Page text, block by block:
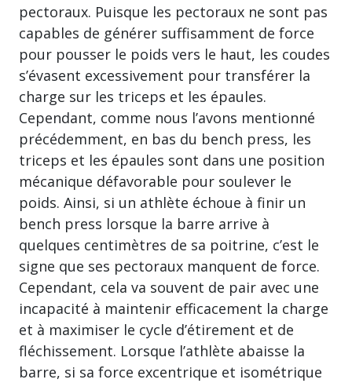
pectoraux. Puisque les pectoraux ne sont pas
capables de générer suffisamment de force
pour pousser le poids vers le haut, les coudes
s’évasent excessivement pour transférer la
charge sur les triceps et les épaules.
Cependant, comme nous l’avons mentionné
précédemment, en bas du bench press, les
triceps et les épaules sont dans une position
mécanique défavorable pour soulever le
poids. Ainsi, si un athlète échoue à finir un
bench press lorsque la barre arrive à
quelques centimètres de sa poitrine, c’est le
signe que ses pectoraux manquent de force.
Cependant, cela va souvent de pair avec une
incapacité à maintenir efficacement la charge
et à maximiser le cycle d’étirement et de
fléchissement. Lorsque l’athlète abaisse la
barre, si sa force excentrique et isométrique